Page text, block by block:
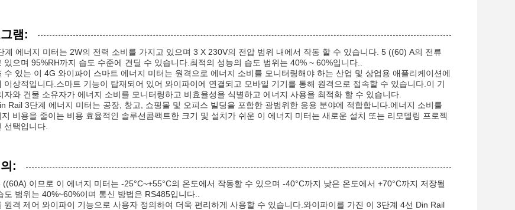
램:
계 에너지 미터는 2W의 전력 소비를 가지고 있으며 3 X 230V의 전압 범위 내에서 작동 할 수 있습니다. 5 ((60) A의 전류
있으며 95%RH까지 습도 수준에 견딜 수 있습니다.최적의 성능의 습도 범위는 40% ~ 60%입니다..
수 있는 이 4G 와이파이 스마트 에너지 미터는 원격으로 에너지 소비를 모니터링해야 하는 산업 및 상업용 애플리케이션에
이상적입니다.스마트 기능이 탑재되어 있어 와이파이에 연결되고 모바일 기기를 통해 원격으로 접속할 수 있습니다.이 기
자와 건물 소유자가 에너지 소비를 모니터링하고 비효율성을 식별하고 에너지 사용을 최적화 할 수 있습니다.
Rail 3단계 에너지 미터는 공장, 창고, 쇼핑몰 및 오피스 빌딩을 포함한 광범위한 응용 분야에 적합합니다.에너지 소비를
비용을 줄이는 비용 효율적인 솔루션콤팩트한 크기 및 설치가 쉬운 이 에너지 미터는 새로운 설치 또는 리모델링 프로젝
선택입니다.
:
((60A) 이므로 이 에너지 미터는 -25°C~+55°C의 온도에서 작동할 수 있으며 -40°C까지 낮은 온도에서 +70°C까지 저장될
도 범위는 40%~60%이며 통신 방법은 RS485입니다..
원격 제어 와이파이 기능으로 사용자 정의하여 더욱 편리하게 사용할 수 있습니다.와이파이를 가진 이 3단계 4선 Din Rail